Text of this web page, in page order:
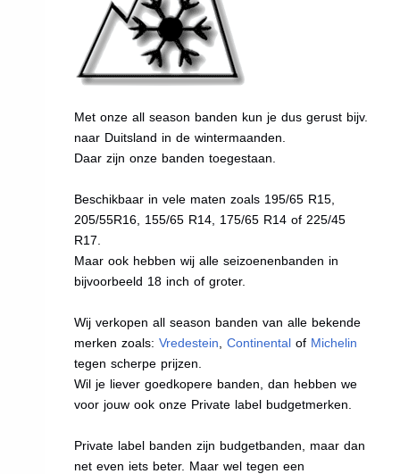
Met onze all season banden kun je dus gerust bijv.
naar Duitsland in de wintermaanden.
Daar zijn onze banden toegestaan.
Beschikbaar in vele maten zoals 195/65 R15,
205/55R16, 155/65 R14, 175/65 R14 of 225/45
R17.
Maar ook hebben wij alle seizoenenbanden in
bijvoorbeeld 18 inch of groter.
Wij verkopen all season banden van alle bekende
merken zoals:Vredestein ,Continental of Michelin
tegen scherpe prijzen.
Wil je liever goedkopere banden, dan hebben we
voor jouw ook onze Private label budgetmerken.
Private label banden zijn budgetbanden, maar dan
net even iets beter. Maar wel tegen een